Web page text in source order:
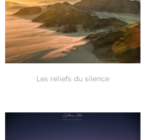
Les reliefs du silence